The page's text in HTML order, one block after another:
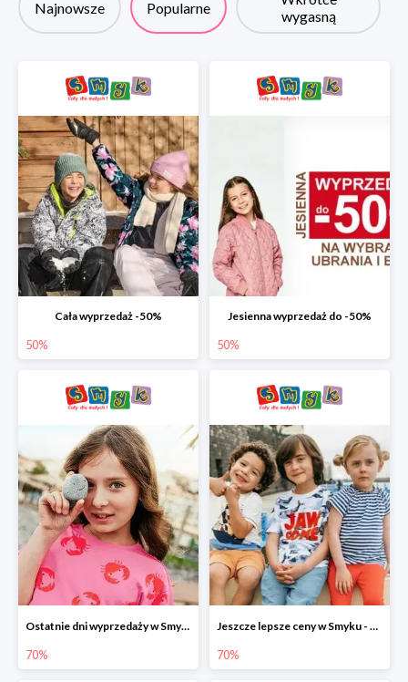
Najnowsze Popularne
wygasną
Cała wyprzedaż -50%
50%
Jesienna wyprzedaż do -50%
50%
Ostatnie dni wyprzedaży w Smyku - ubrania i buty do -70%
70%
Jeszcze lepsze ceny w Smyku - ubrania i buty do -70%
70%